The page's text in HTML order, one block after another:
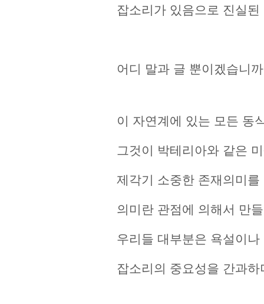
잡소리가 있음으로 진실
어디 말과 글 뿐이겠습니
이 자연계에 있는 모든 동
그것이 박테리아와 같은
제각기 소중한 존재의미
의미란 관점에 의해서 만
우리들 대부분은 욕설이
잡소리의 중요성을 간과